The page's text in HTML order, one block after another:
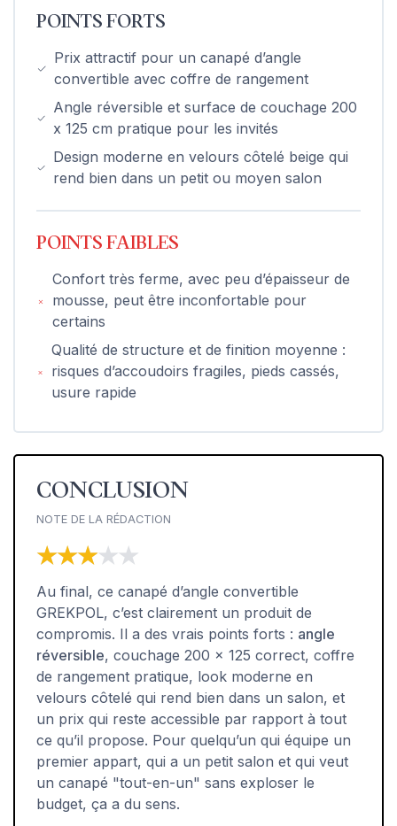
POINTS FORTS
Prix attractif pour un canapé d’angle
convertible avec coffre de rangement
Angle réversible et surface de couchage 200
x 125 cm pratique pour les invités
Design moderne en velours côtelé beige qui
rend bien dans un petit ou moyen salon
POINTS FAIBLES
Confort très ferme, avec peu d’épaisseur de
mousse, peut être inconfortable pour
certains
Qualité de structure et de finition moyenne :
risques d’accoudoirs fragiles, pieds cassés,
usure rapide
CONCLUSION
NOTE DE LA RÉDACTION
★★★★★
★★★★★
Au final, ce canapé d’angle convertible
GREKPOL, c’est clairement un produit de
compromis. Il a des vrais points forts : angle
réversible, couchage 200 x 125 correct, coffre
de rangement pratique, look moderne en
velours côtelé qui rend bien dans un salon, et
un prix qui reste accessible par rapport à tout
ce qu’il propose. Pour quelqu’un qui équipe un
premier appart, qui a un petit salon et qui veut
un canapé "tout-en-un" sans exploser le
budget, ça a du sens.